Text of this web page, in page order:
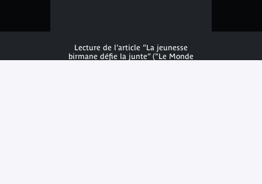
Lecture de l’article “La jeunesse
birmane défie la junte” ("Le Monde